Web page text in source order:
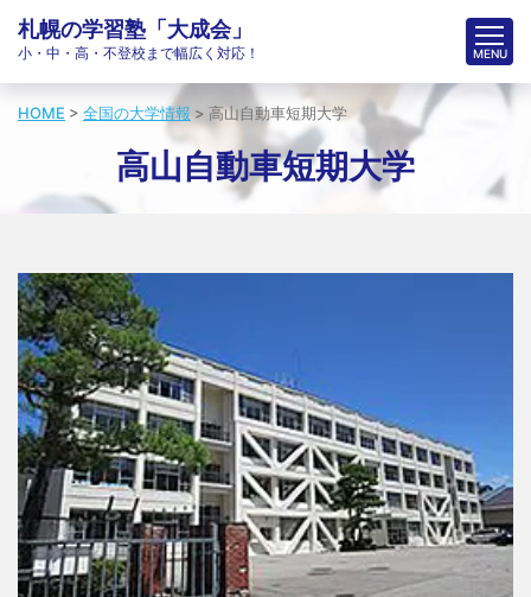
札幌の学習塾「大成会」
小・中・高・不登校まで幅広く対応！
HOME > 全国の大学情報 > 高山自動車短期大学
高山自動車短期大学